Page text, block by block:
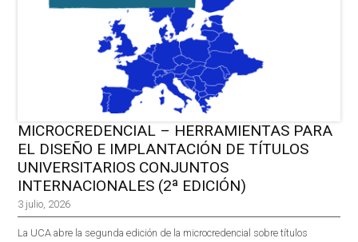
MICROCREDENCIAL – HERRAMIENTAS PARA
EL DISEÑO E IMPLANTACIÓN DE TÍTULOS
UNIVERSITARIOS CONJUNTOS
INTERNACIONALES (2ª EDICIÓN)
3 julio, 2026
La UCA abre la segunda edición de la microcredencial sobre títulos